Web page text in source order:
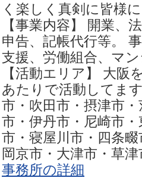
く楽しく真剣に皆様
【事業内容】 開業、
申告、記帳代行等。
支援、労働組合、マ
【活動エリア】 大阪
あたりで活動してま
市・吹田市・摂津市
市・伊丹市・尼崎市
市・寝屋川市・四条
岡京市・大津市・草
事務所の詳細